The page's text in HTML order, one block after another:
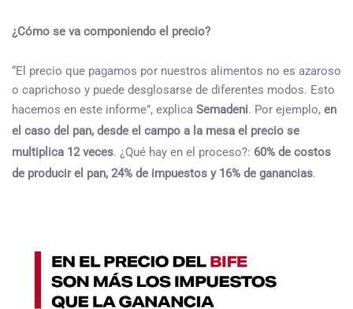
¿Cómo se va componiendo el precio?
“El precio que pagamos por nuestros alimentos no es azaroso
o caprichoso y puede desglosarse de diferentes modos. Esto
hacemos en este informe”, explica Semadeni. Por ejemplo, en
el caso del pan, desde el campo a la mesa el precio se
multiplica 12 veces. ¿Qué hay en el proceso?: 60% de costos
de producir el pan, 24% de impuestos y 16% de ganancias.